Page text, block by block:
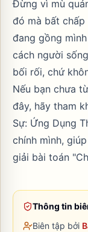
Đừng vì mù
đó mà bất chấp
đang gồng
cách người
bối rối, chứ
Nếu bạn chưa
đây, hãy tham
Sự: Ứng Dụng
chính mình,
giải bài toán
Thông tin
Biên tập bởi